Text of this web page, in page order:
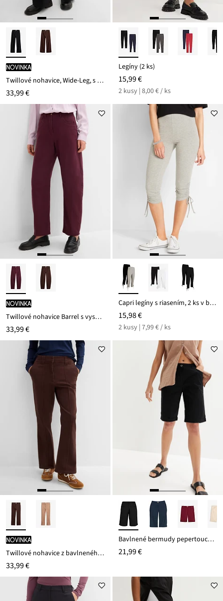
novinka
Twillové nohavice, Wide-Leg, s vysokým pásom
33,99 €
Legíny (2 ks)
15,99 €
2 kusy | 8,00 € / ks
novinka
Twillové nohavice Barrel s vysokým pásom
33,99 €
Capri legíny s riasením, 2 ks v balení
15,98 €
2 kusy | 7,99 € / ks
novinka
Twillové nohavice z bavlneného streču
33,99 €
Bavlnené bermudy pepertouch z bavlneného mixu
21,99 €